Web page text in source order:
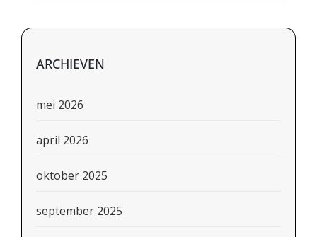
ARCHIEVEN
mei 2026
april 2026
oktober 2025
september 2025